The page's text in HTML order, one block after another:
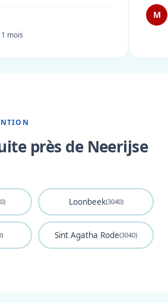
mois
M
près de Neerijse
Loonbeek(3040)
Sint Agatha Rode(3040)